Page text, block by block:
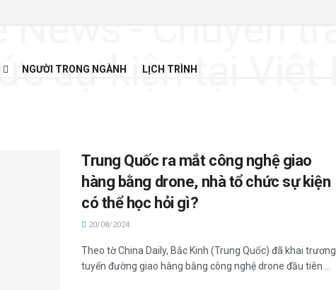
NGƯỜI TRONG NGÀNH LỊCH TRÌNH
Trung Quốc ra mắt công nghệ giao
hàng bằng drone, nhà tổ chức sự kiện
có thể học hỏi gì?
20/08/2024
Theo tờ China Daily, Bắc Kinh (Trung Quốc) đã khai trương
tuyến đường giao hàng bằng công nghệ drone đầu tiên ...